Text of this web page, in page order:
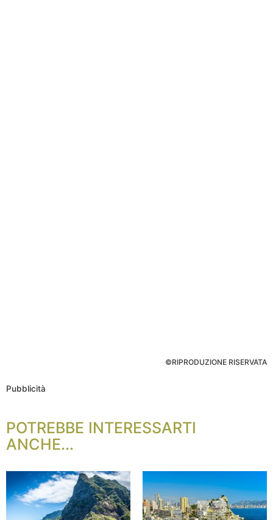
©RIPRODUZIONE RISERVATA
Pubblicità
POTREBBE INTERESSARTI
ANCHE...